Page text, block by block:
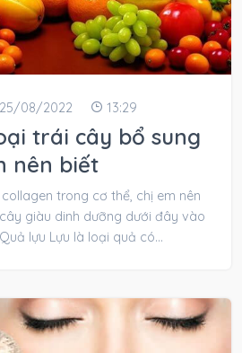
25/08/2022 13:29
trái cây bổ sung
nên biết
trong cơ thể, chị em nên
giàu dinh dưỡng dưới đây vào
lựu Lựu là loại quả có...